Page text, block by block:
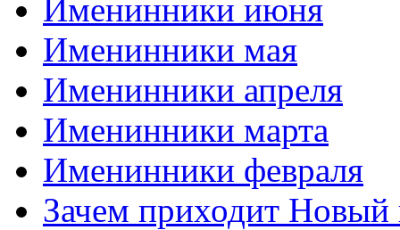
Именинники июня
Именинники мая
Именинники апреля
Именинники марта
Именинники февраля
Зачем приходит Новый